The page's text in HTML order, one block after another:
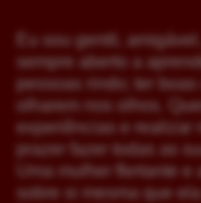
Eu sou gentil,
sempre aberto a
pessoas rindo; ter
olharem nos olhos.
experiências e realizar
prazer fazer todas as
Uma mulher flertante
sobre si mesma que